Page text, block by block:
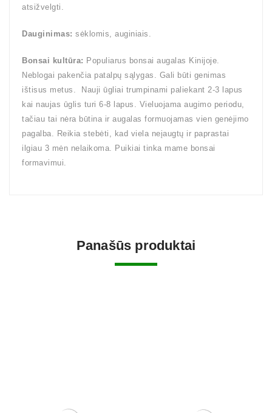
atsižvelgti.
Dauginimas: sėklomis, auginiais.
Bonsai kultūra: Populiarus bonsai augalas Kinijoje.
Neblogai pakenčia patalpų sąlygas. Gali būti genimas
ištisus metus. Nauji ūgliai trumpinami paliekant 2-3 lapus
kai naujas ūglis turi 6-8 lapus. Vieluojama augimo periodu,
tačiau tai nėra būtina ir augalas formuojamas vien genėjimo
pagalba. Reikia stebėti, kad viela neįaugtų ir paprastai
ilgiau 3 mėn nelaikoma. Puikiai tinka mame bonsai
formavimui.
Panašūs produktai